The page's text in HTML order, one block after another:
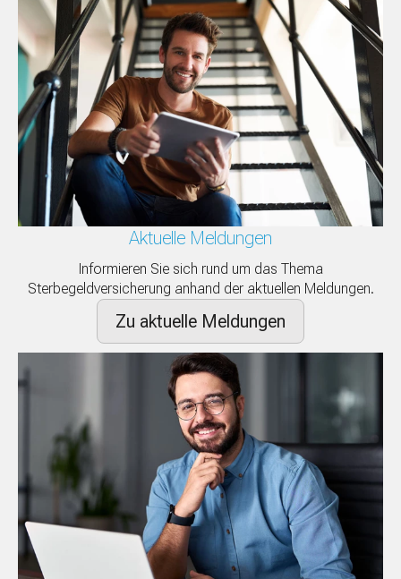
Aktuelle Meldungen
Informieren Sie sich rund um das Thema
Sterbegeldversicherung anhand der aktuellen Meldungen.
Zu aktuelle Meldungen